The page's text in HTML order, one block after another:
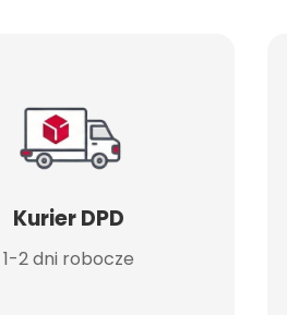
Kurier DPD
1-2 dni robocze